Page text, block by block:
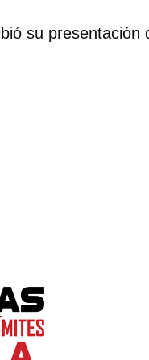
su